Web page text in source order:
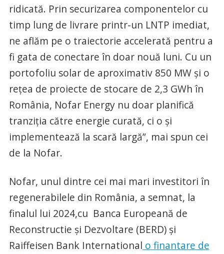
ridicată. Prin securizarea componentelor cu
timp lung de livrare printr-un LNTP imediat,
ne aflăm pe o traiectorie accelerată pentru a
fi gata de conectare în doar nouă luni. Cu un
portofoliu solar de aproximativ 850 MW și o
rețea de proiecte de stocare de 2,3 GWh în
România, Nofar Energy nu doar planifică
tranziția către energie curată, ci o și
implementează la scară largă”, mai spun cei
de la Nofar.
Nofar, unul dintre cei mai mari investitori în
regenerabilele din România, a semnat, la
finalul lui 2024,cu Banca Europeană de
Reconstructie şi Dezvoltare (BERD) şi
Raiffeisen Bank International o finantare de